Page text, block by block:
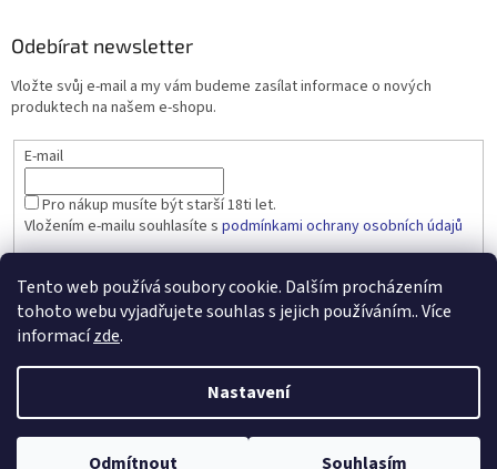
Tento web používá soubory cookie. Dalším procházením
tohoto webu vyjadřujete souhlas s jejich používáním.. Více
informacízde.
Nastavení
Odmítnout Souhlasím
Odebírat newsletter
Vložte svůj e-mail a my vám budeme zasílat informace o nových
produktech na našem e-shopu.
E-mail
Pro nákup musíte být starší 18ti let.
Vložením e-mailu souhlasíte s podmínkami ochrany osobních údajů
PŘIHLÁSIT SE
Copyright 2026dobralahev.cz. Všechna práva vyhrazena.Upravit